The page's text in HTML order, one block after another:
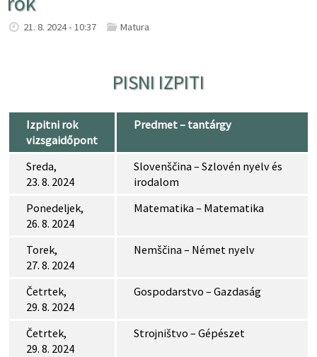
21. 8. 2024 - 10:37 Matura
PISNI IZPITI
Izpitni rok
vizsgaidőpont
Predmet – tantárgy
Sreda,
23. 8. 2024
Slovenščina – Szlovén nyelv és
irodalom
Ponedeljek,
26. 8. 2024
Matematika – Matematika
Torek,
27. 8. 2024
Nemščina – Német nyelv
Četrtek,
29. 8. 2024
Gospodarstvo – Gazdaság
Četrtek,
29. 8. 2024
Strojništvo – Gépészet